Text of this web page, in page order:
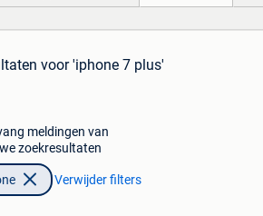
voor 'iphone 7 plus'
meldingen van
zoekresultaten
Verwijder filters